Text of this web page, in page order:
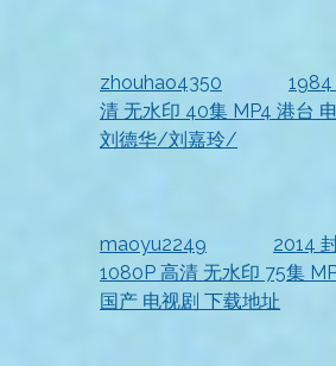
zhouhao4350
1984
清 无水印 40集 MP4 港台
刘德华/刘嘉玲/
maoyu2249
2014
1080P 高清 无水印 75集
国产 电视剧 下载地址